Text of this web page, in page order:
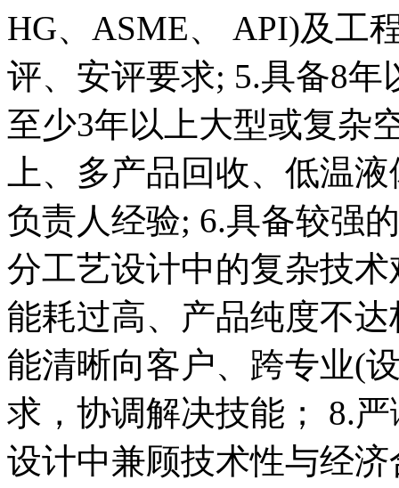
HG、ASME、 API)及工
评、安评要求; 5.具备8
至少3年以上大型或复杂
上、多产品回收、低温
负责人经验; 6.具备较强
分工艺设计中的复杂技
能耗过高、产品纯度不
能清晰向客户、跨专业(
求，协调解决技能； 8.
设计中兼顾技术性与经